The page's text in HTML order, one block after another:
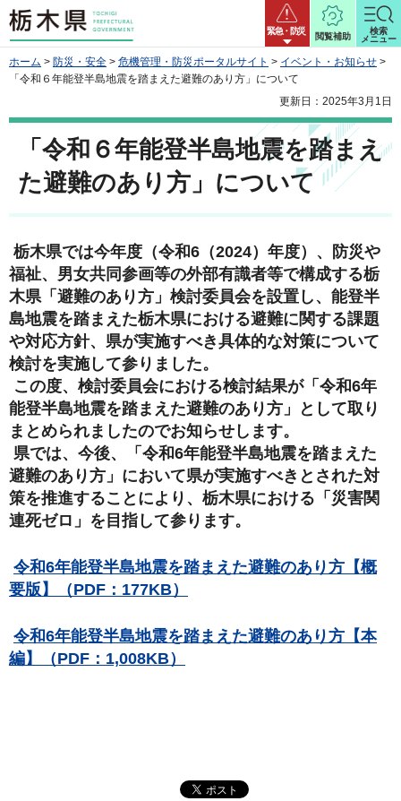
栃木県 緊急・防災
閲覧補助
検索
メニュー
ホーム > 防災・安全 > 危機管理・防災ポータルサイト > イベント・お知らせ >
「令和６年能登半島地震を踏まえた避難のあり方」について
更新日：2025年3月1日
「令和６年能登半島地震を踏まえ
た避難のあり方」について
栃木県では今年度（令和6（2024）年度）、防災や
福祉、男女共同参画等の外部有識者等で構成する栃
木県「避難のあり方」検討委員会を設置し、能登半
島地震を踏まえた栃木県における避難に関する課題
や対応方針、県が実施すべき具体的な対策について
検討を実施して参りました。
この度、検討委員会における検討結果が「令和6年
能登半島地震を踏まえた避難のあり方」として取り
まとめられましたのでお知らせします。
県では、今後、「令和6年能登半島地震を踏まえた
避難のあり方」において県が実施すべきとされた対
策を推進することにより、栃木県における「災害関
連死ゼロ」を目指して参ります。
令和6年能登半島地震を踏まえた避難のあり方【概
要版】（PDF：177KB）
令和6年能登半島地震を踏まえた避難のあり方【本
編】（PDF：1,008KB）